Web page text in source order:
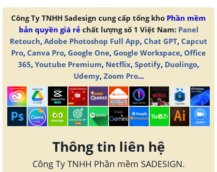
Công Ty TNHH Sadesign cung cấp tổng kho Phần mềm
bản quyền giá rẻchất lượng số 1 Việt Nam: Panel
Retouch, Adobe Photoshop Full App, Chat GPT, Capcut
Pro, Canva Pro, Google One, Google Workspace, Office
365, Youtube Premium, Netflix, Spotify, Duolingo,
Udemy, Zoom Pro...
Thông tin liên hệ
Công Ty TNHH Phần mềm SADESIGN.